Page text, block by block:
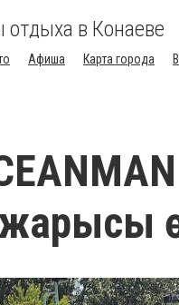
отдыха в Конаеве
Афиша Карта города